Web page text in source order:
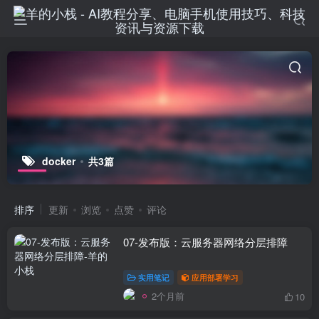
docker 共3篇
排序 更新 浏览 点赞 评论
07-发布版：云服务器网络分层排障
实用笔记 应用部署学习
2个月前 10